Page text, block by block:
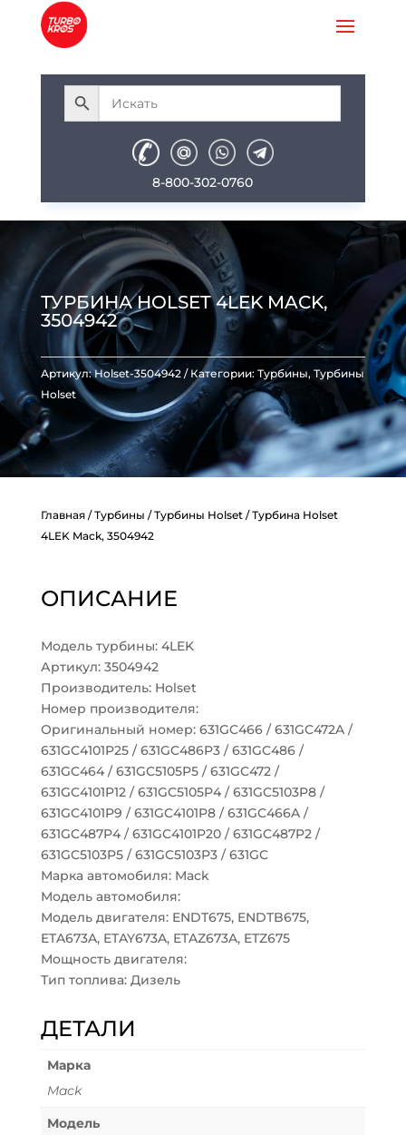
8-800-302-0760
ТУРБИНА HOLSET 4LEK MACK,
3504942
Артикул:Holset-3504942 Категории: Турбины, Турбины
Holset
Главная/Турбины /Турбины Holset/ Турбина Holset
4LEK Mack, 3504942
ОПИСАНИЕ
Модель турбины: 4LEK
Артикул: 3504942
Производитель: Holset
Номер производителя:
Оригинальный номер: 631GC466 / 631GC472A /
631GC4101P25 / 631GC486P3 / 631GC486 /
631GC464 / 631GC5105P5 / 631GC472 /
631GC4101P12 / 631GC5105P4 / 631GC5103P8 /
631GC4101P9 / 631GC4101P8 / 631GC466A /
631GC487P4 / 631GC4101P20 / 631GC487P2 /
631GC5103P5 / 631GC5103P3 / 631GC
Марка автомобиля: Mack
Модель автомобиля:
Модель двигателя: ENDT675, ENDTB675,
ETA673A, ETAY673A, ETAZ673A, ETZ675
Мощность двигателя:
Тип топлива: Дизель
ДЕТАЛИ
Марка
Mack
Модель